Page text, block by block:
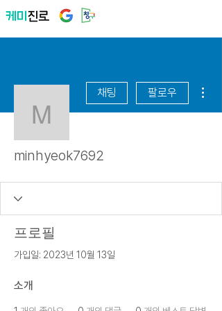
minhyeok7692
채팅 팔로우
minhyeok7692
프로필
가입일: 2023년 10월 13일
소개